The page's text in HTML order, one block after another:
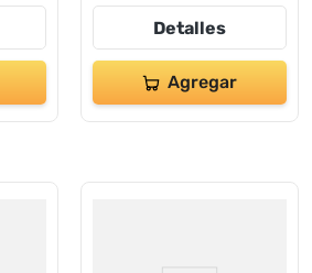
Detalles
Agregar